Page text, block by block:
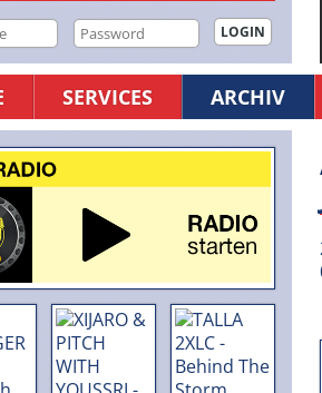
SERVICES ARCHIV